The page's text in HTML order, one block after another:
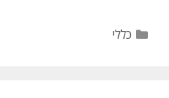
DIY
קטגוריות
כללי